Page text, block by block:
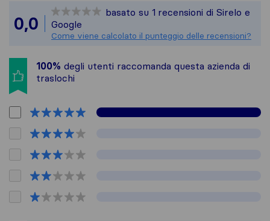
Tutte le recensioni
0,0
basato su 1 recensioni di Sirelo e
Google
Come viene calcolato il punteggio delle recensioni?
100% degli utenti raccomanda questa azienda di
traslochi